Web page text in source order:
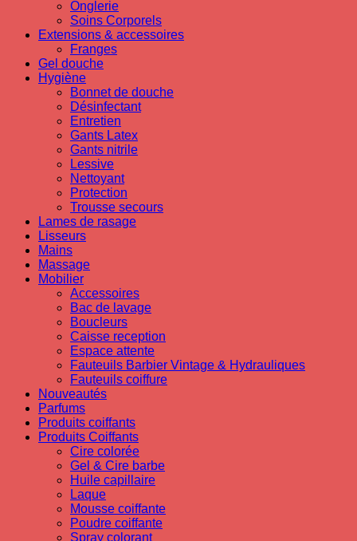
Onglerie
Soins Corporels
Extensions & accessoires
Franges
Gel douche
Hygiène
Bonnet de douche
Désinfectant
Entretien
Gants Latex
Gants nitrile
Lessive
Nettoyant
Protection
Trousse secours
Lames de rasage
Lisseurs
Mains
Massage
Mobilier
Accessoires
Bac de lavage
Boucleurs
Caisse reception
Espace attente
Fauteuils Barbier Vintage & Hydrauliques
Fauteuils coiffure
Nouveautés
Parfums
Produits coiffants
Produits Coiffants
Cire colorée
Gel & Cire barbe
Huile capillaire
Laque
Mousse coiffante
Poudre coiffante
Spray colorant